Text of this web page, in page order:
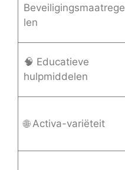
Beveiligingsmaatrege
len
🧠 Educatieve
hulpmiddelen
🌐 Activa-variëteit